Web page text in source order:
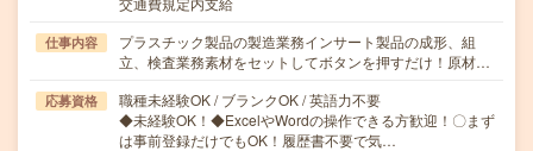
仕事内容
プラスチック製品の製造業務インサート製品の成形、組
立、検査業務素材をセットしてボタンを押すだけ！原材…
応募資格
職種未経験OK / ブランクOK / 英語力不要
◆未経験OK！◆ExcelやWordの操作できる方歓迎！〇まず
は事前登録だけでもOK！履歴書不要で気…